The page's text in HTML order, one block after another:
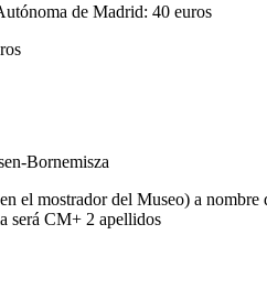
de Madrid: 40 euros
Bornemisza
el mostrador del Museo) a
será CM+ 2 apellidos